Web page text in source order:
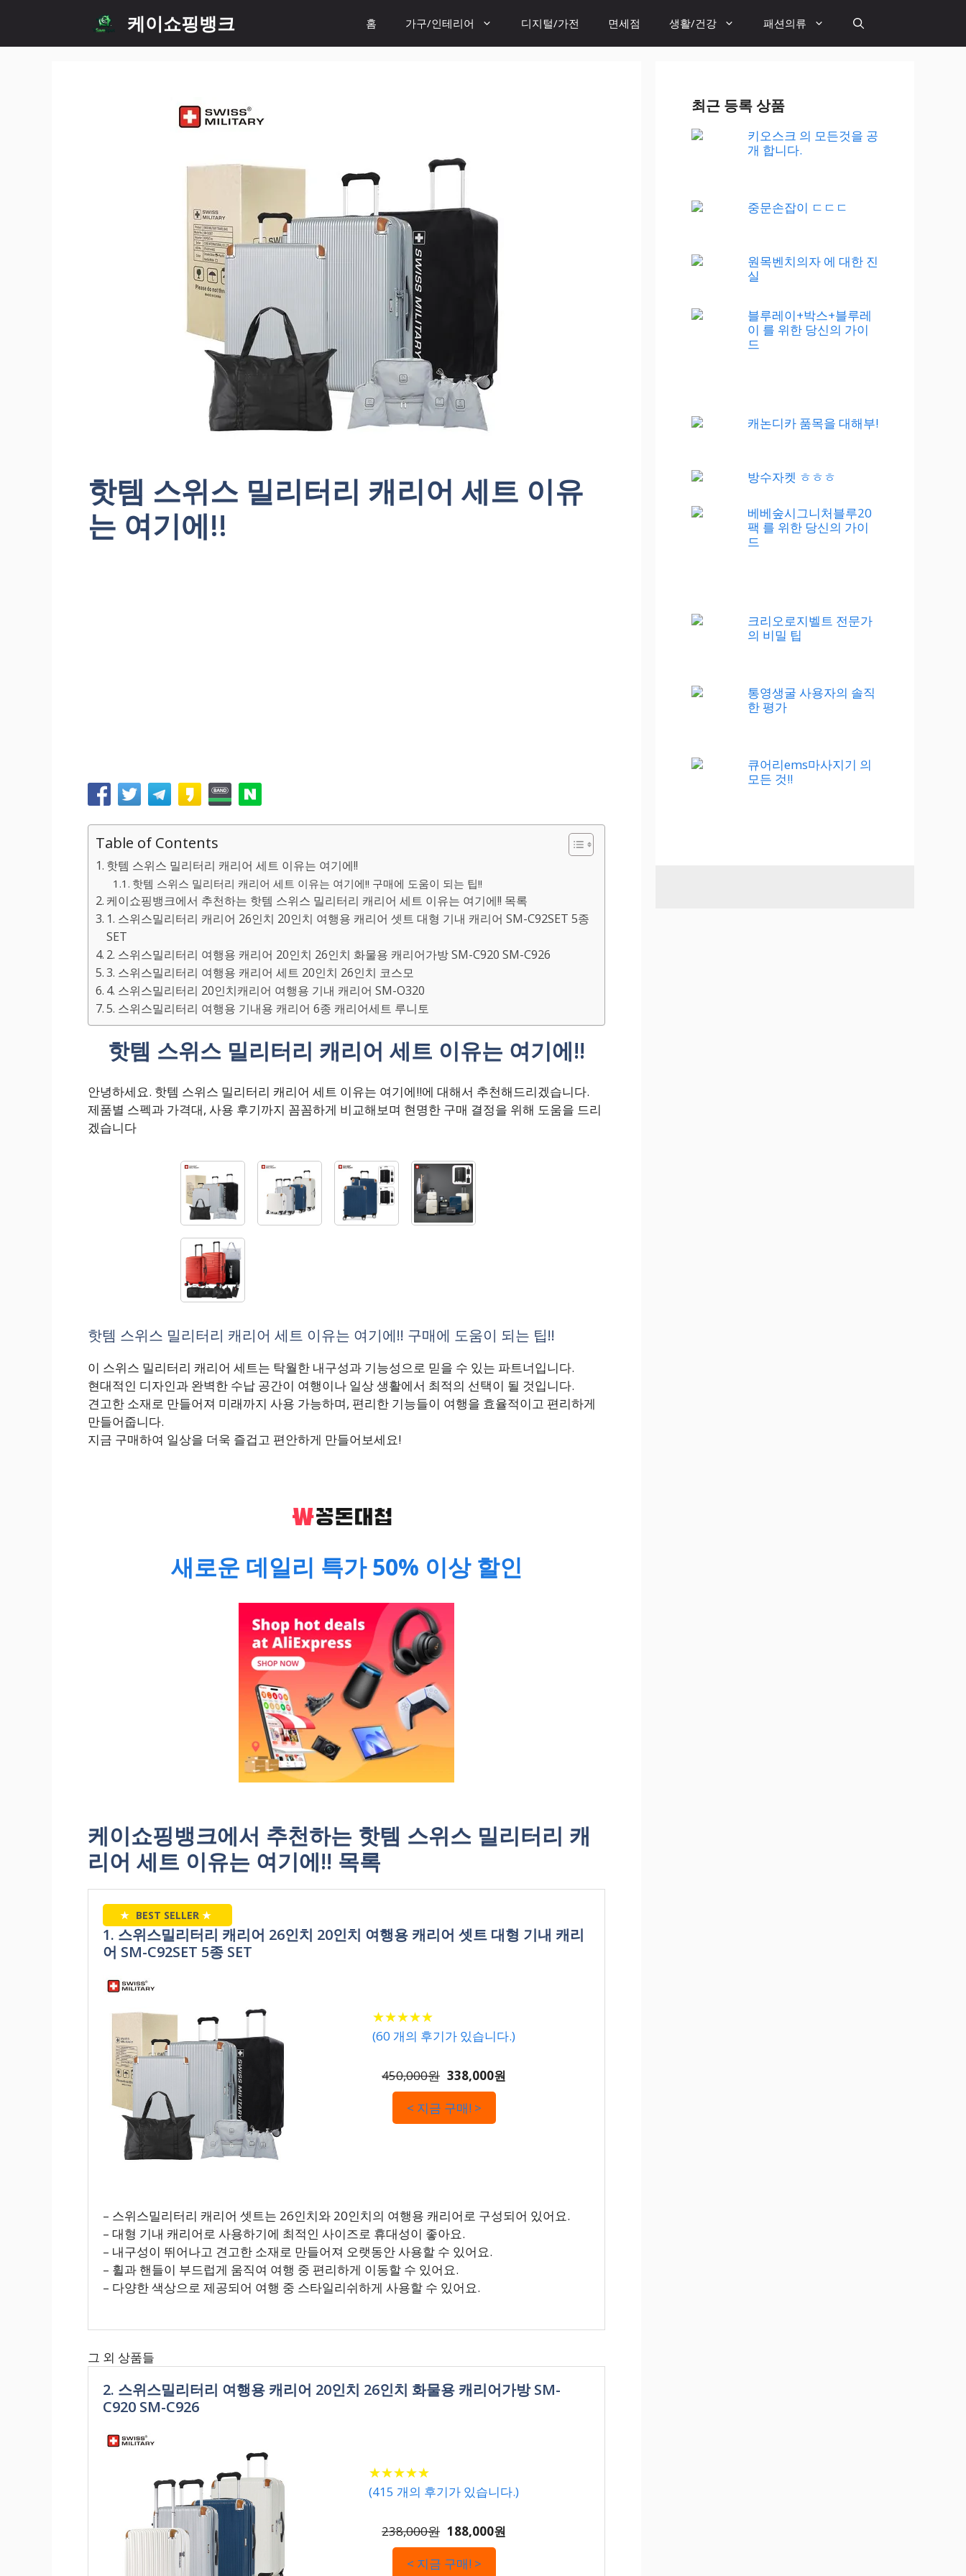
content
케이쇼핑뱅크 홈 가구/인테리어 디지털/가전 면세점 생활/건강 패션의류
핫템 스위스 밀리터리 캐리어 세트 이유
는 여기에!!
Table of Contents
핫템 스위스 밀리터리 캐리어 세트 이유는 여기에!!
핫템 스위스 밀리터리 캐리어 세트 이유는 여기에!! 구매에 도움이 되는 팁!!
케이쇼핑뱅크에서 추천하는 핫템 스위스 밀리터리 캐리어 세트 이유는 여기에!! 목록
1. 스위스밀리터리 캐리어 26인치 20인치 여행용 캐리어 셋트 대형 기내 캐리어 SM-C92SET 5종
SET
2. 스위스밀리터리 여행용 캐리어 20인치 26인치 화물용 캐리어가방 SM-C920 SM-C926
3. 스위스밀리터리 여행용 캐리어 세트 20인치 26인치 코스모
4. 스위스밀리터리 20인치캐리어 여행용 기내 캐리어 SM-O320
5. 스위스밀리터리 여행용 기내용 캐리어 6종 캐리어세트 루니토
핫템 스위스 밀리터리 캐리어 세트 이유는 여기에!!
안녕하세요. 핫템 스위스 밀리터리 캐리어 세트 이유는 여기에!!에 대해서 추천해드리겠습니다.
제품별 스펙과 가격대, 사용 후기까지 꼼꼼하게 비교해보며 현명한 구매 결정을 위해 도움을 드리
겠습니다
핫템 스위스 밀리터리 캐리어 세트 이유는 여기에!! 구매에 도움이 되는 팁!!
이 스위스 밀리터리 캐리어 세트는 탁월한 내구성과 기능성으로 믿을 수 있는 파트너입니다.
현대적인 디자인과 완벽한 수납 공간이 여행이나 일상 생활에서 최적의 선택이 될 것입니다.
견고한 소재로 만들어져 미래까지 사용 가능하며, 편리한 기능들이 여행을 효율적이고 편리하게
만들어줍니다.
지금 구매하여 일상을 더욱 즐겁고 편안하게 만들어보세요!
새로운 데일리 특가 50% 이상 할인
케이쇼핑뱅크에서 추천하는 핫템 스위스 밀리터리 캐
리어 세트 이유는 여기에!! 목록
★ BEST SELLER ★
1. 스위스밀리터리 캐리어 26인치 20인치 여행용 캐리어 셋트 대형 기내 캐리
어 SM-C92SET 5종 SET
★★★★★
★★★★★
(60 개의 후기가 있습니다.)
450,000원 338,000원
< 지금 구매! >
– 스위스밀리터리 캐리어 셋트는 26인치와 20인치의 여행용 캐리어로 구성되어 있어요.
– 대형 기내 캐리어로 사용하기에 최적인 사이즈로 휴대성이 좋아요.
– 내구성이 뛰어나고 견고한 소재로 만들어져 오랫동안 사용할 수 있어요.
– 휠과 핸들이 부드럽게 움직여 여행 중 편리하게 이동할 수 있어요.
– 다양한 색상으로 제공되어 여행 중 스타일리쉬하게 사용할 수 있어요.
그 외 상품들
2. 스위스밀리터리 여행용 캐리어 20인치 26인치 화물용 캐리어가방 SM-
C920 SM-C926
★★★★★
★★★★★
(415 개의 후기가 있습니다.)
238,000원 188,000원
< 지금 구매! >
최근 등록 상품
키오스크 의 모든것을 공
개 합니다.
중문손잡이 ㄷㄷㄷ
원목벤치의자 에 대한 진
실
블루레이+박스+블루레
이 를 위한 당신의 가이
드
캐논디카 품목을 대해부!
방수자켓 ㅎㅎㅎ
베베숲시그니처블루20
팩 를 위한 당신의 가이
드
크리오로지벨트 전문가
의 비밀 팁
통영생굴 사용자의 솔직
한 평가
큐어리ems마사지기 의
모든 것!!